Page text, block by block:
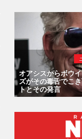
オアシスからボウ
ズがその毒舌でこ
トとその発言